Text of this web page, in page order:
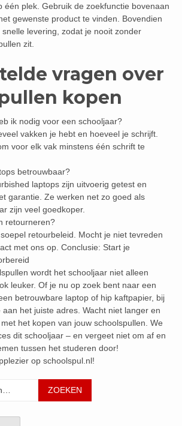
één plek. Gebruik de zoekfunctie bovenaan
gewenste product te vinden. Bovendien
levering, zodat je nooit zonder
zit.
vragen over
kopen
ik nodig voor een schooljaar?
vakken je hebt en hoeveel je schrijft.
voor elk vak minstens één schrift te
betrouwbaar?
laptops zijn uitvoerig getest en
garantie. Ze werken net zo goed als
zijn veel goedkoper.
retourneren?
retourbeleid. Mocht je niet tevreden
met ons op. Conclusie: Start je
wordt het schooljaar niet alleen
leuker. Of je nu op zoek bent naar een
betrouwbare laptop of hip kaftpapier, bij
het juiste adres. Wacht niet langer en
het kopen van jouw schoolspullen. We
dit schooljaar – en vergeet niet om af en
tussen het studeren door!
op schoolspul.nl!
ZOEKEN